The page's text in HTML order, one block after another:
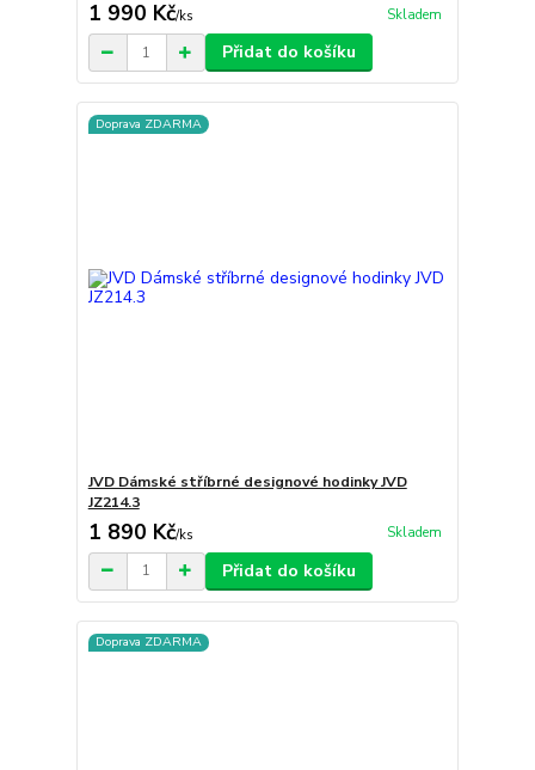
1 990 Kč/ks Skladem
Přidat do košíku
Doprava ZDARMA
JVD Dámské stříbrné designové hodinky JVD
JZ214.3
1 890 Kč/ks Skladem
Přidat do košíku
Doprava ZDARMA